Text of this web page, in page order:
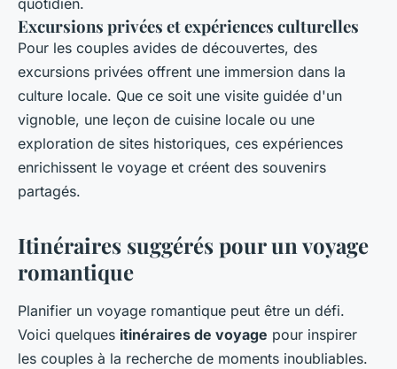
quotidien.
Excursions privées et expériences culturelles
Pour les couples avides de découvertes, des
excursions privées offrent une immersion dans la
culture locale. Que ce soit une visite guidée d'un
vignoble, une leçon de cuisine locale ou une
exploration de sites historiques, ces expériences
enrichissent le voyage et créent des souvenirs
partagés.
Itinéraires suggérés pour un voyage
romantique
Planifier un voyage romantique peut être un défi.
Voici quelques itinéraires de voyage pour inspirer
les couples à la recherche de moments inoubliables.